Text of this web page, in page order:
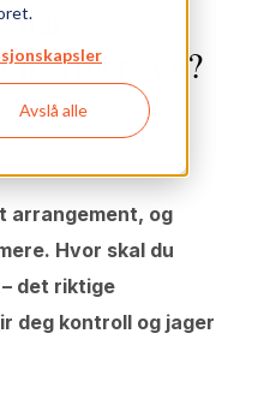
Avslå alle
nærmer seg?
07.12.2018
arrangement, og
Hvor skal du
det riktige
deg kontroll og jager